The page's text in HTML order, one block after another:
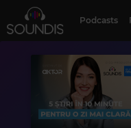
Podcasts